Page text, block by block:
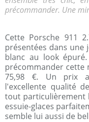
précommander. Une
Cette Porsche 911
présentées dans une
blanc au look
précommander cette
75,98 €. Un prix
l'excellente qualité
tout particulièrement
essuie-glaces
semble lui aussi de